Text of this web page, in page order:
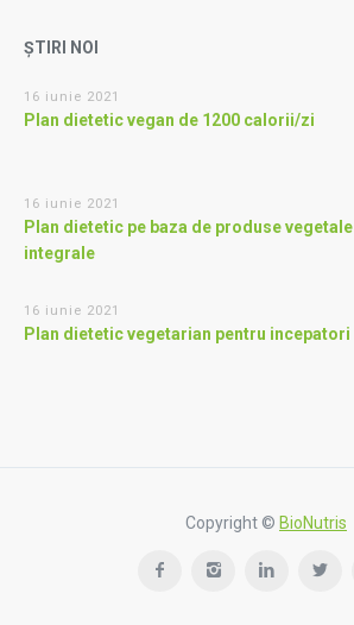
ȘTIRI NOI
16 iunie 2021
Plan dietetic vegan de 1200 calorii/zi
16 iunie 2021
Plan dietetic pe baza de produse vegetale
integrale
16 iunie 2021
Plan dietetic vegetarian pentru incepatori
Copyright © BioNutris